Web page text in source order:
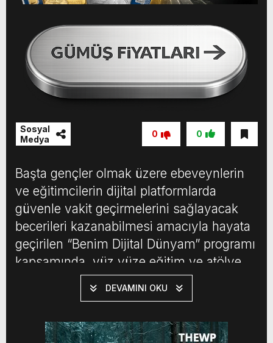
Sosyal
Medya
0
0
Başta gençler olmak üzere ebeveynlerin
ve eğitimcilerin dijital platformlarda
güvenle vakit geçirmelerini sağlayacak
becerileri kazanabilmesi amacıyla hayata
geçirilen “Benim Dijital Dünyam” programı
kapsamında, yüz yüze eğitim ve atölye
çalışmalarıyla Türkiye genelinde en az 5
bin kişiye ulaşılacak. Türkiye Bilişim
devreye alınan program, teorik bilgi
DEVAMINI OKU